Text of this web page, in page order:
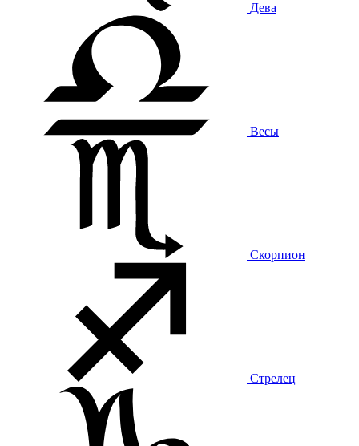
Дева
Весы
Скорпион
Стрелец